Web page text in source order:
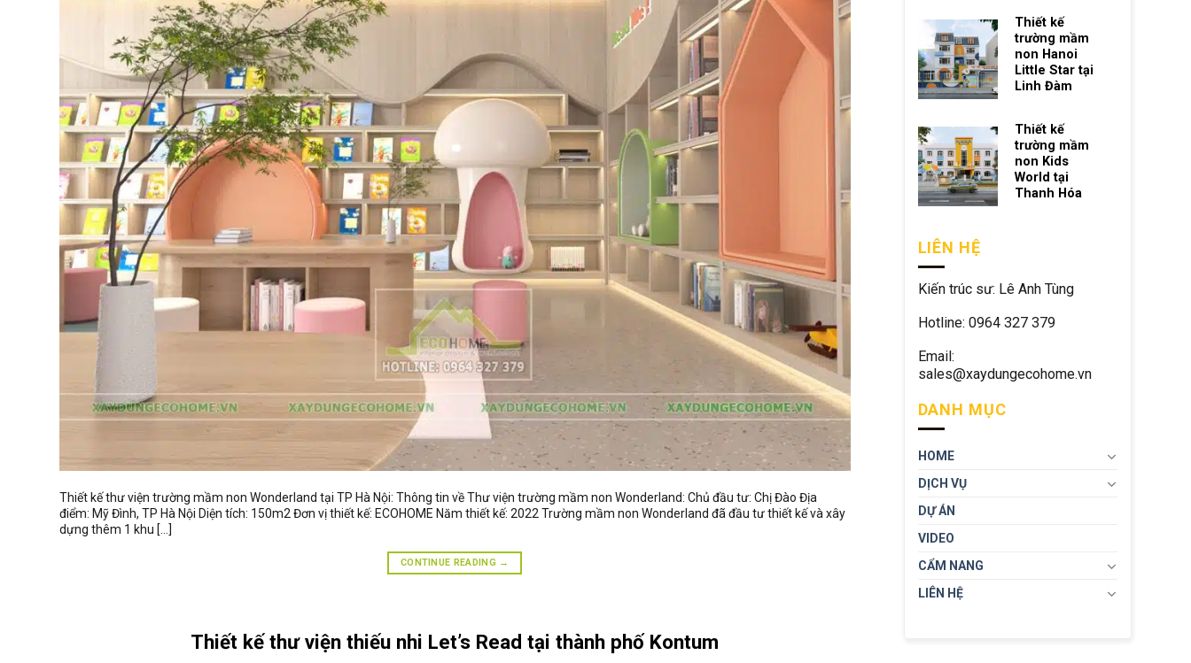
Thiết kế thư viện trường mầm non Wonderland tại TP Hà Nội: Thông tin về Thư viện trường mầm non Wonderland: Chủ đầu tư: Chị Đào Địa
điểm: Mỹ Đình, TP Hà Nội Diện tích: 150m2 Đơn vị thiết kế: ECOHOME Năm thiết kế: 2022 Trường mầm non Wonderland đã đầu tư thiết kế và xây
dựng thêm 1 khu […]
CONTINUE READING →
Thiết kế thư viện thiếu nhi Let’s Read tại thành phố Kontum
Thiết kế
trường mầm
non Hanoi
Little Star tại
Linh Đàm
Thiết kế
trường mầm
non Kids
World tại
Thanh Hóa
LIÊN HỆ
Kiến trúc sư: Lê Anh Tùng
Hotline: 0964 327 379
Email:
sales@xaydungecohome.vn
DANH MỤC
HOME
DỊCH VỤ
DỰ ÁN
VIDEO
CẨM NANG
LIÊN HỆ